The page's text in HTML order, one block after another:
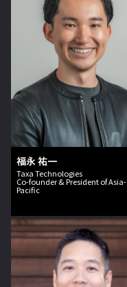
福永 祐一
Taxa Technologies
Co-founder & President of Asia-
Pacific